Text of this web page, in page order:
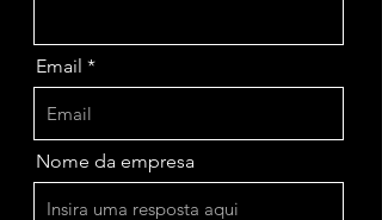
Email
Nome da empresa